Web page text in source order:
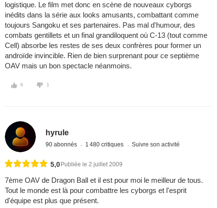
logistique. Le film met donc en scène de nouveaux cyborgs
inédits dans la série aux looks amusants, combattant comme
toujours Sangoku et ses partenaires. Pas mal d'humour, des
combats gentillets et un final grandiloquent où C-13 (tout comme
Cell) absorbe les restes de ses deux confrères pour former un
androïde invincible. Rien de bien surprenant pour ce septième
OAV mais un bon spectacle néanmoins.
0 1
hyrule
90 abonnés 1 480 critiques Suivre son activité
5,0 Publiée le 2 juillet 2009
7ème OAV de Dragon Ball et il est pour moi le meilleur de tous.
Tout le monde est là pour combattre les cyborgs et l'esprit
d'équipe est plus que présent.